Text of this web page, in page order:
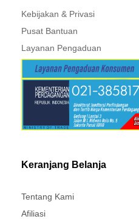
Kebijakan & Privasi
Pusat Bantuan
Layanan Pengaduan
Keranjang Belanja
Tentang Kami
Afiliasi